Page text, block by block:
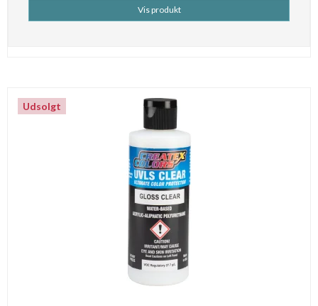
Vis produkt
Udsolgt